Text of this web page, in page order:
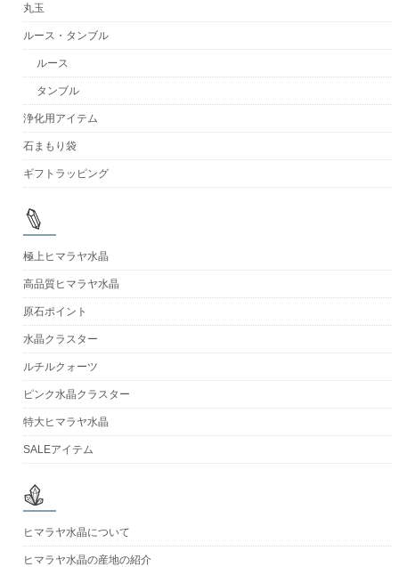
丸玉
ルース・タンブル
ルース
タンブル
浄化用アイテム
石まもり袋
ギフトラッピング
極上ヒマラヤ水晶
高品質ヒマラヤ水晶
原石ポイント
水晶クラスター
ルチルクォーツ
ピンク水晶クラスター
特大ヒマラヤ水晶
SALEアイテム
ヒマラヤ水晶について
ヒマラヤ水晶の産地の紹介